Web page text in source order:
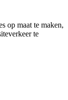
op maat te maken,
te